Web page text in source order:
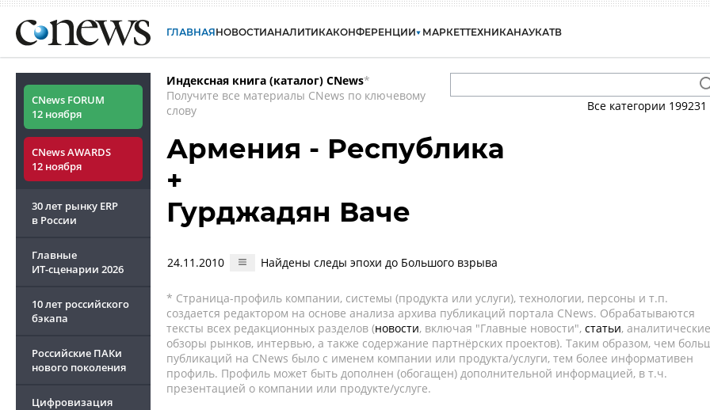
ГЛАВНАЯНОВОСТИАНАЛИТИКАКОНФЕРЕНЦИИ МАРКЕТТЕХНИКАНАУКАТВ
CNews FORUM
12 ноября
CNews AWARDS
12 ноября
30 лет рынку ERP
в России
Главные
ИТ-сценарии 2026
10 лет российского
бэкапа
Российские ПАКи
нового поколения
Цифровизация
Индексная книга (каталог) CNews*
Получите все материалы CNews по ключевому
слову
Все категории 199231
Армения - Республика
+
Гурджадян Ваче
24.11.2010 Найдены следы эпохи до Большого взрыва
* Страница-профиль компании, системы (продукта или услуги), технологии, персоны и т.п.
создается редактором на основе анализа архива публикаций портала CNews. Обрабатываются
тексты всех редакционных разделов (новости, включая "Главные новости", статьи, аналитические
обзоры рынков, интервью, а также содержание партнёрских проектов). Таким образом, чем
публикаций на CNews было с именем компании или продукта/услуги, тем более информативен
профиль. Профиль может быть дополнен (обогащен) дополнительной информацией, в т.ч.
презентацией о компании или продукте/услуге.